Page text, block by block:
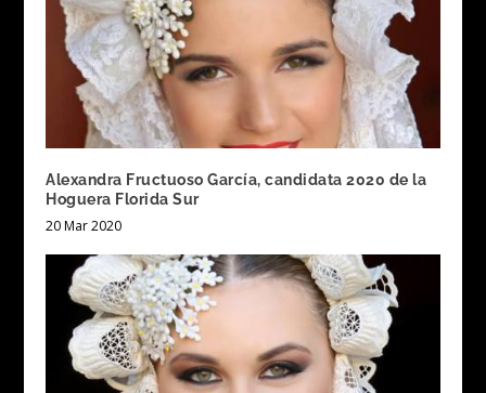
Alexandra Fructuoso García, candidata 2020 de la
Hoguera Florida Sur
20 Mar 2020